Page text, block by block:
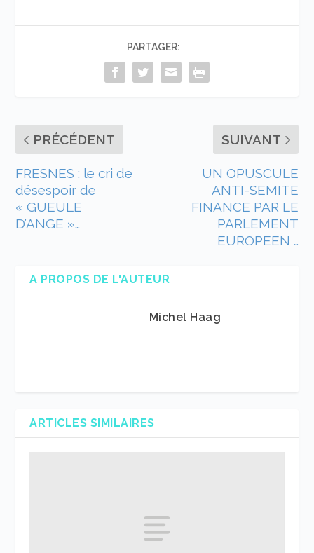
PARTAGER:
PRÉCÉDENT
FRESNES : le cri de
désespoir de
« GUEULE
D’ANGE »…
SUIVANT
UN OPUSCULE
ANTI-SEMITE
FINANCE PAR LE
PARLEMENT
EUROPEEN …
A PROPOS DE L'AUTEUR
Michel Haag
ARTICLES SIMILAIRES